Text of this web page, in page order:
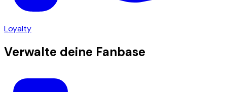
Loyalty
Verwalte deine Fanbase